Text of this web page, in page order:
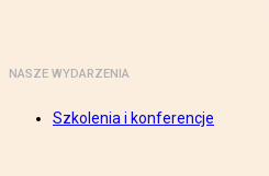
NASZE WYDARZENIA
Szkolenia i konferencje